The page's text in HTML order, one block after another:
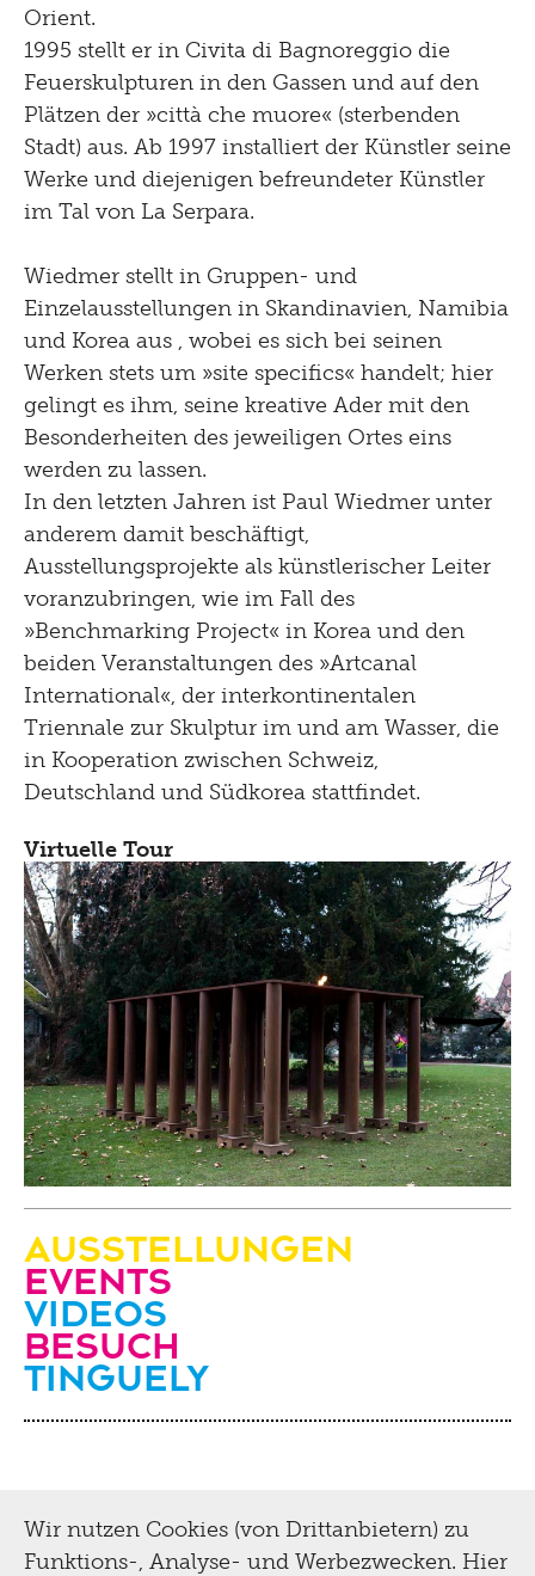
Orient.
1995 stellt er in Civita di Bagnoreggio die
Feuerskulpturen in den Gassen und auf den
Plätzen der »città che muore« (sterbenden
Stadt) aus. Ab 1997 installiert der Künstler seine
Werke und diejenigen befreundeter Künstler
im Tal von La Serpara.
Wiedmer stellt in Gruppen- und
Einzelausstellungen in Skandinavien, Namibia
und Korea aus , wobei es sich bei seinen
Werken stets um »site specifics« handelt; hier
gelingt es ihm, seine kreative Ader mit den
Besonderheiten des jeweiligen Ortes eins
werden zu lassen.
In den letzten Jahren ist Paul Wiedmer unter
anderem damit beschäftigt,
Ausstellungsprojekte als künstlerischer Leiter
voranzubringen, wie im Fall des
»Benchmarking Project« in Korea und den
beiden Veranstaltungen des »Artcanal
International«, der interkontinentalen
Triennale zur Skulptur im und am Wasser, die
in Kooperation zwischen Schweiz,
Deutschland und Südkorea stattfindet.
Virtuelle Tour
Ausstellungen
Events
Videos
Besuch
Tinguely
Wir nutzen Cookies (von Drittanbietern) zu
Funktions-, Analyse- und Werbezwecken. Hier